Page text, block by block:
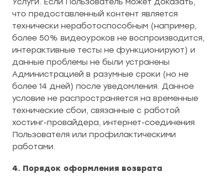
что предоставленный контент является
технически неработоспособным (например,
более 50% видеоуроков не воспроизводится,
интерактивные тесты не функционируют) и
данные проблемы не были устранены
Администрацией в разумные сроки (но не
более 14 дней) после уведомления. Данное
условие не распространяется на временные
технические сбои, связанные с работой
хостинг-провайдера, интернет-соединения
Пользователя или профилактическими
работами.
4. Порядок оформления возврата